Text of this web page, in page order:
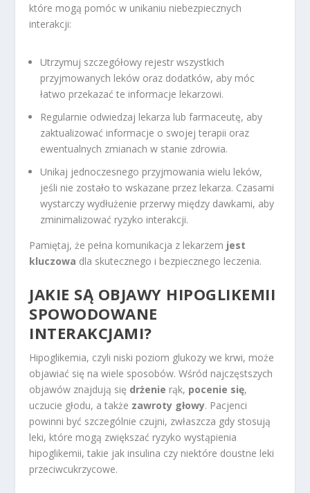
które mogą pomóc w unikaniu niebezpiecznych
interakcji:
Utrzymuj szczegółowy rejestr wszystkich
przyjmowanych leków oraz dodatków, aby móc
łatwo przekazać te informacje lekarzowi.
Regularnie odwiedzaj lekarza lub farmaceutę, aby
zaktualizować informacje o swojej terapii oraz
ewentualnych zmianach w stanie zdrowia.
Unikaj jednoczesnego przyjmowania wielu leków,
jeśli nie zostało to wskazane przez lekarza. Czasami
wystarczy wydłużenie przerwy między dawkami, aby
zminimalizować ryzyko interakcji.
Pamiętaj, że pełna komunikacja z lekarzem jest
kluczowa dla skutecznego i bezpiecznego leczenia.
JAKIE SĄ OBJAWY HIPOGLIKEMII
SPOWODOWANE
INTERAKCJAMI?
Hipoglikemia, czyli niski poziom glukozy we krwi, może
objawiać się na wiele sposobów. Wśród najczęstszych
objawów znajdują się drżenie rąk, pocenie się,
uczucie głodu, a także zawroty głowy. Pacjenci
powinni być szczególnie czujni, zwłaszcza gdy stosują
leki, które mogą zwiększać ryzyko wystąpienia
hipoglikemii, takie jak insulina czy niektóre doustne leki
przeciwcukrzycowe.